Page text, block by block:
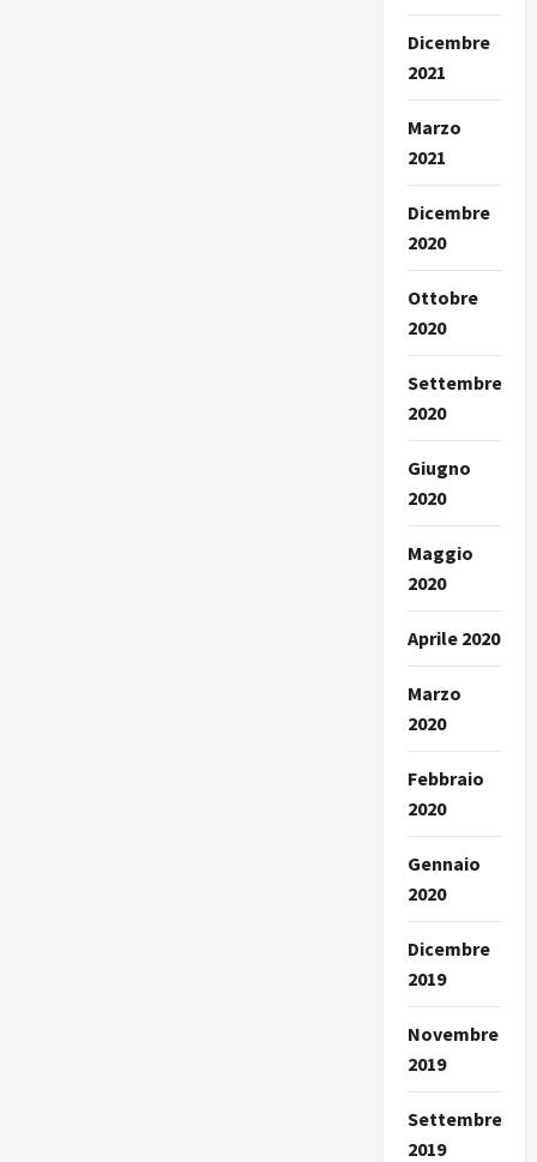
Dicembre
2021
Marzo
2021
Dicembre
2020
Ottobre
2020
Settembre
2020
Giugno
2020
Maggio
2020
Aprile 2020
Marzo
2020
Febbraio
2020
Gennaio
2020
Dicembre
2019
Novembre
2019
Settembre
2019